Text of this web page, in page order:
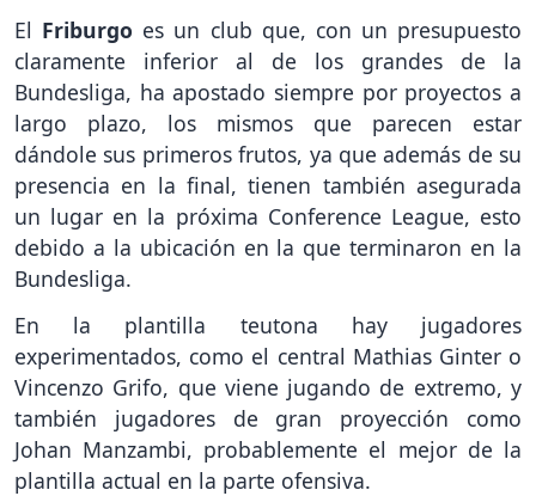
El Friburgo es un club que, con un presupuesto
claramente inferior al de los grandes de la
Bundesliga, ha apostado siempre por proyectos a
largo plazo, los mismos que parecen estar
dándole sus primeros frutos, ya que además de su
presencia en la final, tienen también asegurada
un lugar en la próxima Conference League, esto
debido a la ubicación en la que terminaron en la
Bundesliga.
En la plantilla teutona hay jugadores
experimentados, como el central Mathias Ginter o
Vincenzo Grifo, que viene jugando de extremo, y
también jugadores de gran proyección como
Johan Manzambi, probablemente el mejor de la
plantilla actual en la parte ofensiva.